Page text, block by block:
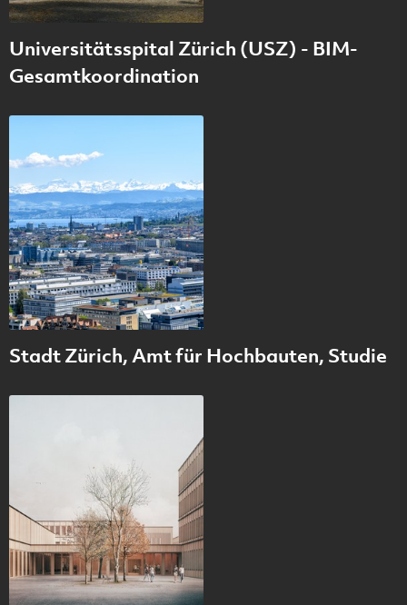
Universitätsspital Zürich (USZ) - BIM-
Gesamtkoordination
Stadt Zürich, Amt für Hochbauten, Studie